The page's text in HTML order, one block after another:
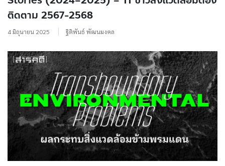
ติดตาม 2567-2568
4 มิถุนายน 2025 ฐิติพันธ์ พัฒนมงคล